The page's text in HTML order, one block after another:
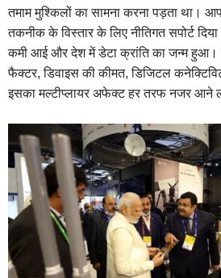
तमाम मुश्किलों का सामना करना पड़ता था।
तकनीक के विस्तार के लिए नीतिगत सपोर्ट
कमी आई और देश में डेटा क्रांति का जन्म हुआ।
फैक्टर, डिवाइस की कीमत, डिजिटल
इसका मल्टीप्लायर अफेक्ट हर तरफ नजर आने